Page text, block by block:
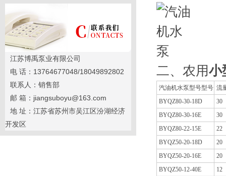
江苏博禹泵业有限公司
电 话：13764677048/18049892802
联系人：销售部
邮 箱：jiangsuboyu@163.com
地 址：江苏省苏州市吴江区汾湖经济
开发区
二、农用小
汽油机水泵型号型号 流
BYQZ80-30-18D
30
BYQZ80-30-16E
30
BYQZ80-22-15E
22
BYQZ50-20-18D
20
BYQZ50-20-16E
20
BYQZ50-12-40E
12